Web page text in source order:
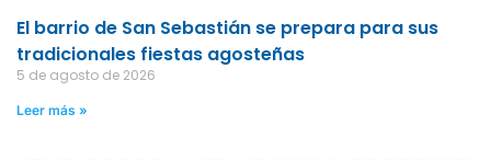
El barrio de San Sebastián se prepara para sus
tradicionales fiestas agosteñas
5 de agosto de 2026
Leer más »